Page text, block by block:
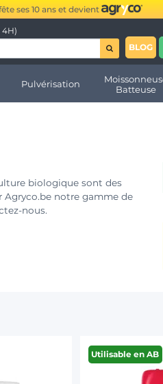
ses 10 ans et devient
4H)
BLOG
Pulvérisation
Batteuse
biologique sont des
notre gamme de
nous.
Utilisable en AB